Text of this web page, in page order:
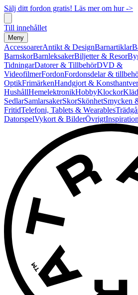
Sälj ditt fordon gratis! Läs mer om hur ->
Till innehållet
Meny
AccessoarerAntikt & DesignBarnartiklar
BarnskorBarnleksakerBiljetter & Resor
TidningarDatorer & TillbehörDVD &
VideofilmerFordonFordonsdelar &
OptikFrimärkenHandgjort &
HushållHemelektronikHobbyKlockor
SedlarSamlarsakerSkorSkönhetSmycken
FritidTelefoni, Tablets & Wearables
DatorspelVykort & BilderÖvrigtInspiration